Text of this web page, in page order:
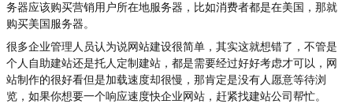
务器应该购买营销用户所在地服务器，比如消费者都是在美国，那就
购买美国服务器。
很多企业管理人员认为说网站建设很简单，其实这就想错了，不管是
个人自助建站还是托人定制建站，都是需要经过好好考虑才可以，网
站制作的很好看但是加载速度却很慢，那肯定是没有人愿意等待浏
览，如果你想要一个响应速度快企业网站，赶紧找建站公司帮忙。